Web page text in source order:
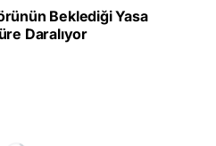
Beklediği Yasa
Daralıyor